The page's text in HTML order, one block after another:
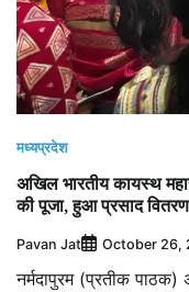
मध्यप्रदेश
अखिल भारतीय कायस्थ
की पूजा, हुआ प्रसाद वितरण
Pavan Jat October 26,
नर्मदापुरम (प्रतीक